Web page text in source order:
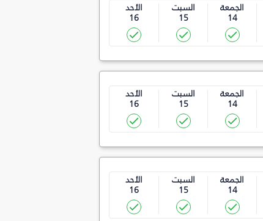
الجمعة
14
السبت
15
الأحد
16
الجمعة
14
السبت
15
الأحد
16
الجمعة
14
السبت
15
الأحد
16